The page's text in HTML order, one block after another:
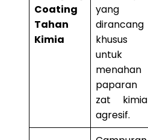
Coating
Tahan
Kimia
yang
dirancang
khusus
untuk
menahan
paparan
zat kimia
agresif.